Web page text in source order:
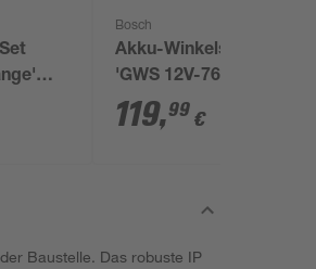
Akku
Bosch
Akku-Winkelschleifer
'GWS 12V-76
Professional' 12 V
ohne Akku
119,99 €
Baustelle. Das robuste IP